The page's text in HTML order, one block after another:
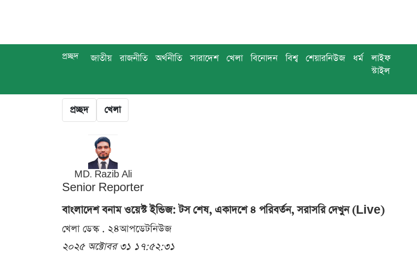
প্রচ্ছদ জাতীয় রাজনীতি অর্থনীতি সারাদেশ খেলা বিনোদন বিশ্ব শেয়ারনিউজ ধর্ম
লাইফ
স্টাইল
প্রচ্ছদ খেলা
MD. Razib Ali
Senior Reporter
বাংলাদেশ বনাম ওয়েস্ট ইন্ডিজ: টস শেষ, একাদশে ৪ পরিবর্তন, সরাসরি দেখুন (Live)
খেলা ডেস্ক . ২৪আপডেটনিউজ
২০২৫ অক্টোবর ৩১ ১৭:৫২:৩১